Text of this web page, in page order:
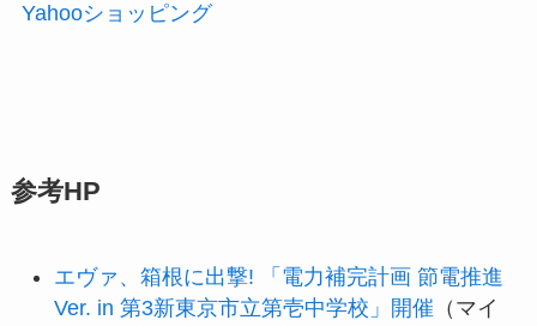
Yahooショッピング
参考HP
エヴァ、箱根に出撃! 「電力補完計画 節電推進
Ver. in 第3新東京市立第壱中学校」開催 （マイ